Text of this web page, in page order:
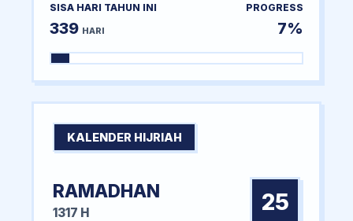
SISA HARI TAHUN INI
339 HARI
PROGRESS
7%
KALENDER HIJRIAH
RAMADHAN
1317 H 25